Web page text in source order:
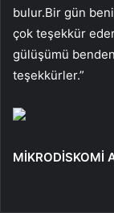
bulur.Bir gün
çok teşekkür
gülüşümü
teşekkürler.”
MİKRODİSKOMİ